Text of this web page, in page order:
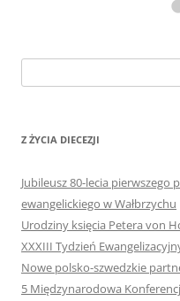
Z ŻYCIA DIECEZJI
Jubileusz 80-lecia pierwszego
ewangelickiego w Wałbrzychu
Urodziny księcia Petera von
XXXIII Tydzień
Nowe polsko-szwedzkie
5 Międzynarodowa